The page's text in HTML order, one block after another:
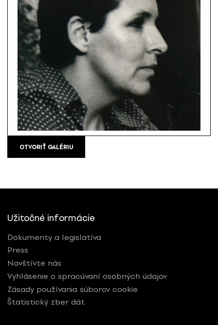
OTVORIŤ GALÉRIU
Užitočné informácie
Dokumenty a legislatíva
Press
Navštívte nás
Vyhlásenie o spracúvaní osobných údajov
Zásady používania súborov cookie
Štatistický zber dát